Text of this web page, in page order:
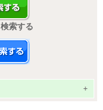
索する
+